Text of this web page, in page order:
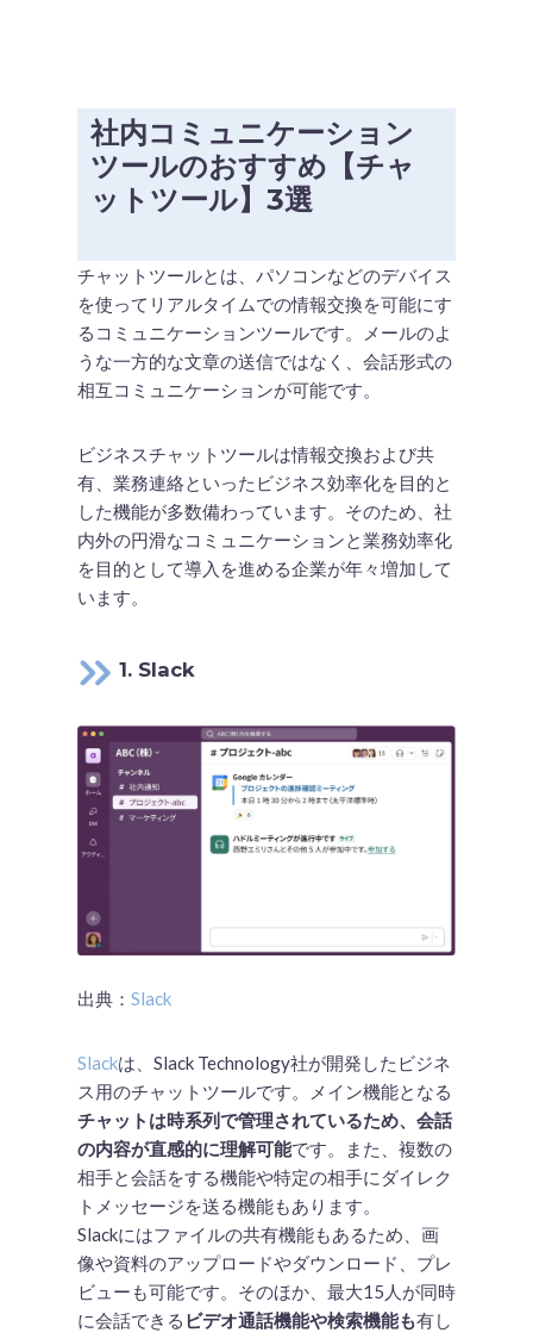
社内コミュニケーション
ツールのおすすめ【チャ
ットツール】3選
チャットツールとは、パソコンなどのデバイス
を使ってリアルタイムでの情報交換を可能にす
るコミュニケーションツールです。メールのよ
うな一方的な文章の送信ではなく、会話形式の
相互コミュニケーションが可能です。
ビジネスチャットツールは情報交換および共
有、業務連絡といったビジネス効率化を目的と
した機能が多数備わっています。そのため、社
内外の円滑なコミュニケーションと業務効率化
を目的として導入を進める企業が年々増加して
います。
1. Slack
出典： Slack
Slackは、Slack Technology社が開発したビジネ
ス用のチャットツールです。メイン機能となる
チャットは時系列で管理されているため、会話
の内容が直感的に理解可能です。また、複数の
相手と会話をする機能や特定の相手にダイレク
トメッセージを送る機能もあります。
Slackにはファイルの共有機能もあるため、画
像や資料のアップロードやダウンロード、プレ
ビューも可能です。そのほか、最大15人が同時
に会話できる ビデオ通話機能や検索機能も有し